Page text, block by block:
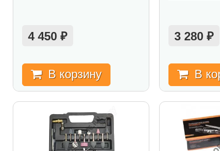
4 450 ₽
В корзину
3 280₽
В